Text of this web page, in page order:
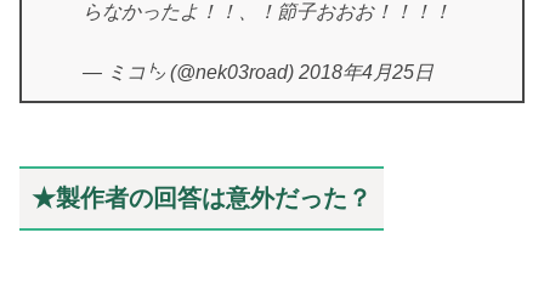
らなかったよ！！、！節子おおお！！！！
— ミコ㌧ (@nek03road) 2018年4月25日
★製作者の回答は意外だった？